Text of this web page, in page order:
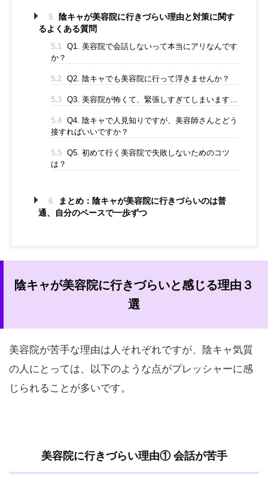
5
陰キャが美容院に行きづらい理由と対策に関す
るよくある質問
5.1
Q1. 美容院で会話しないって本当にアリなんです
か？
5.2 Q2. 陰キャでも美容院に行って浮きませんか？
5.3 Q3. 美容院が怖くて、緊張しすぎてしまいます…
5.4
Q4. 陰キャで人見知りですが、美容師さんとどう
接すればいいですか？
5.5
Q5. 初めて行く美容院で失敗しないためのコツ
は？
6
まとめ：陰キャが美容院に行きづらいのは普
通、自分のペースで一歩ずつ
陰キャが美容院に行きづらいと感じる理由３
選
美容院が苦手な理由は人それぞれですが、陰キャ気質
の人にとっては、以下のような点がプレッシャーに感
じられることが多いです。
美容院に行きづらい理由① 会話が苦手